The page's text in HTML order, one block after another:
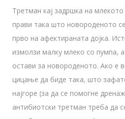
Третман кај задршка на
прави така што новороденото
прво на афектираната дојка.
измолзи малку млеко со пумпа,
остави за новороденото. Ако е
цицање да биде така, што
најгоре (за да се помогне
антибиотски третман треба да